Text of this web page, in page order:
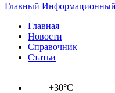
Главный Информационный
Главная
Новости
Справочник
Статьи
+30°C